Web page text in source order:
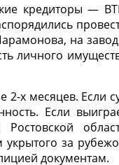
кредиторы —
на
личного
2-х месяцев. Если
Если
за
документам.